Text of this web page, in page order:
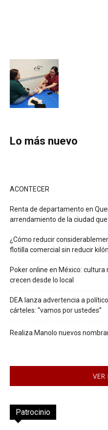
Lo más nuevo
ACONTECER
Renta de departamento en
arrendamiento de la ciudad
¿Cómo reducir
flotilla comercial sin reducir
Poker online en México:
crecen desde lo local
DEA lanza advertencia a
cárteles: “vamos por ustedes”
Realiza Manolo nuevos
VER
Patrocinio